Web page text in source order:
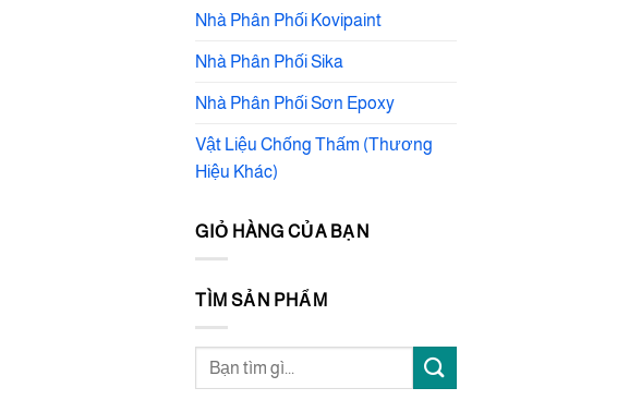
Nhà Phân Phối Kovipaint
Nhà Phân Phối Sika
Nhà Phân Phối Sơn Epoxy
Vật Liệu Chống Thấm (Thương
Hiệu Khác)
GIỎ HÀNG CỦA BẠN
TÌM SẢN PHẨM
Tìm
kiếm: